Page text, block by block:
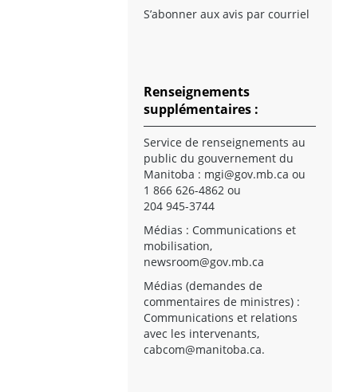
S’abonner aux avis par courriel
Renseignements
supplémentaires :
Service de renseignements au
public du gouvernement du
Manitoba : mgi@gov.mb.ca ou
1 866 626-4862 ou
204 945-3744
Médias : Communications et
mobilisation,
newsroom@gov.mb.ca
Médias (demandes de
commentaires de ministres) :
Communications et relations
avec les intervenants,
cabcom@manitoba.ca.